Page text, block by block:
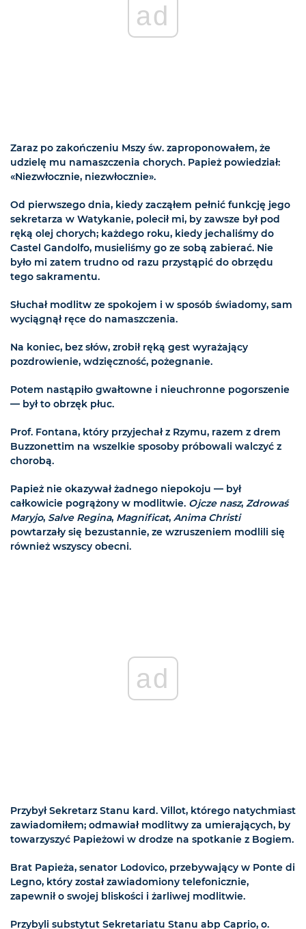
ad
Zaraz po zakończeniu Mszy św. zaproponowałem, że
udzielę mu namaszczenia chorych. Papież powiedział:
«Niezwłocznie, niezwłocznie».
Od pierwszego dnia, kiedy zacząłem pełnić funkcję jego
sekretarza w Watykanie, polecił mi, by zawsze był pod
ręką olej chorych; każdego roku, kiedy jechaliśmy do
Castel Gandolfo, musieliśmy go ze sobą zabierać. Nie
było mi zatem trudno od razu przystąpić do obrzędu
tego sakramentu.
Słuchał modlitw ze spokojem i w sposób świadomy, sam
wyciągnął ręce do namaszczenia.
Na koniec, bez słów, zrobił ręką gest wyrażający
pozdrowienie, wdzięczność, pożegnanie.
Potem nastąpiło gwałtowne i nieuchronne pogorszenie
— był to obrzęk płuc.
Prof. Fontana, który przyjechał z Rzymu, razem z drem
Buzzonettim na wszelkie sposoby próbowali walczyć z
chorobą.
Papież nie okazywał żadnego niepokoju — był
całkowicie pogrążony w modlitwie. Ojcze nasz, Zdrowaś
Maryjo, Salve Regina, Magnificat, Anima Christi
powtarzały się bezustannie, ze wzruszeniem modlili się
również wszyscy obecni.
ad
Przybył Sekretarz Stanu kard. Villot, którego natychmiast
zawiadomiłem; odmawiał modlitwy za umierających, by
towarzyszyć Papieżowi w drodze na spotkanie z Bogiem.
Brat Papieża, senator Lodovico, przebywający w Ponte di
Legno, który został zawiadomiony telefonicznie,
zapewnił o swojej bliskości i żarliwej modlitwie.
Przybyli substytut Sekretariatu Stanu abp Caprio, o.